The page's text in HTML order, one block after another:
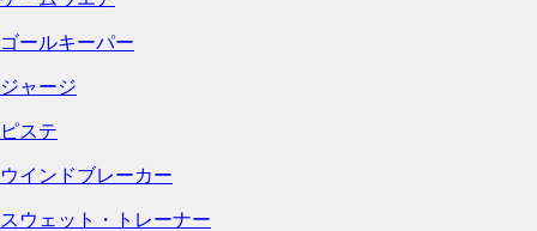
ゴールキーパー
ジャージ
ピステ
ウインドブレーカー
スウェット・トレーナー